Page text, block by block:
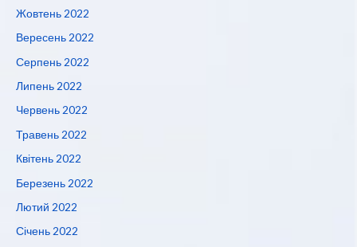
Жовтень 2022
Вересень 2022
Серпень 2022
Липень 2022
Червень 2022
Травень 2022
Квітень 2022
Березень 2022
Лютий 2022
Січень 2022